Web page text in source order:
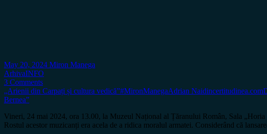
May 20, 2024 Miron Manega
ArhivaINFO
3 Comments
„Arienii din Carpați și cultura vedică”#MironManegaAdrian Naidincertitudinea.com
Bernea”
Vineri, 24 mai 2024, ora 13.00, la Muzeul Național al Țăranului Român, Sala
Rostul acestor muzicanți era acela de a ridica moralul armatei. Considerând că